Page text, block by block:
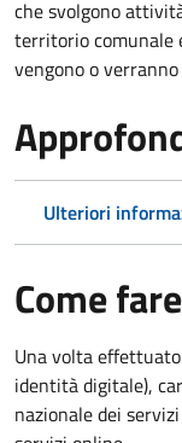
che svolgono
territorio comunale
vengono o
Ulteriori
Come fare
Una volta effettuato
identità digitale),
nazionale dei